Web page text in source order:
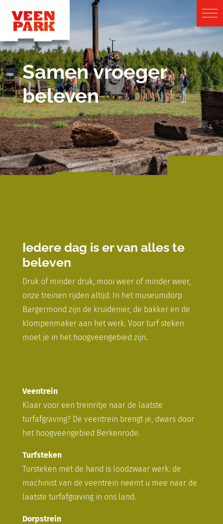
Samen vroeger
beleven
Iedere dag is er van alles te
beleven
Druk of minder druk, mooi weer of minder weer,
onze treinen rijden altijd. In het museumdorp
Bargermond zijn de kruidenier, de bakker en de
klompenmaker aan het werk. Voor turf steken
moet je in het hoogveengebied zijn.
Veentrein
Klaar voor een treinritje naar de laatste
turfafgraving? De veentrein brengt je, dwars door
het hoogveengebied Berkenrode.
Turfsteken
Tursteken met de hand is loodzwaar werk. de
machinist van de veentrein neemt u mee naar de
laatste turfafgraving in ons land.
Dorpstrein